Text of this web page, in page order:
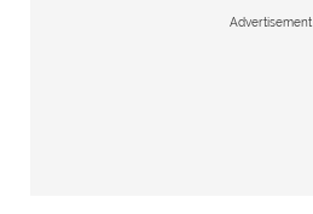
Advertisement